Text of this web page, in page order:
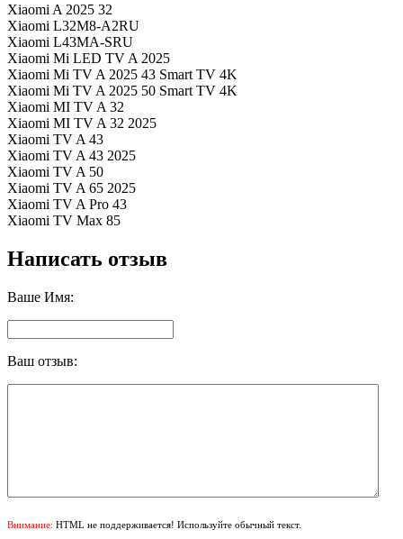
Xiaomi A 2025 32
Xiaomi L32M8-A2RU
Xiaomi L43MA-SRU
Xiaomi Mi LED TV A 2025
Xiaomi Mi TV A 2025 43 Smart TV 4K
Xiaomi Mi TV A 2025 50 Smart TV 4K
Xiaomi MI TV A 32
Xiaomi MI TV A 32 2025
Xiaomi TV A 43
Xiaomi TV A 43 2025
Xiaomi TV A 50
Xiaomi TV A 65 2025
Xiaomi TV A Pro 43
Xiaomi TV Max 85
Написать отзыв
Ваше Имя:
Ваш отзыв:
Внимание: HTML не поддерживается! Используйте обычный текст.